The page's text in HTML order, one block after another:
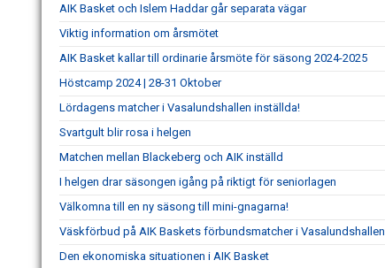
AIK Basket och Islem Haddar går separata vägar
Viktig information om årsmötet
AIK Basket kallar till ordinarie årsmöte för säsong 2024-2025
Höstcamp 2024 | 28-31 Oktober
Lördagens matcher i Vasalundshallen inställda!
Svartgult blir rosa i helgen
Matchen mellan Blackeberg och AIK inställd
I helgen drar säsongen igång på riktigt för seniorlagen
Välkomna till en ny säsong till mini-gnagarna!
Väskförbud på AIK Baskets förbundsmatcher i Vasalundshallen
Den ekonomiska situationen i AIK Basket